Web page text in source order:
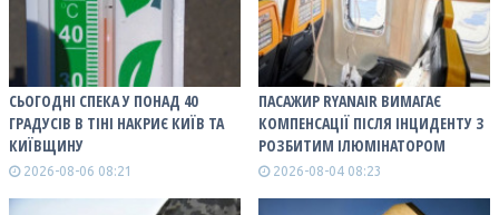
СЬОГОДНІ СПЕКА У ПОНАД 40
ГРАДУСІВ В ТІНІ НАКРИЄ КИЇВ ТА
КИЇВЩИНУ
2026-08-06 08:21
ПАСАЖИР RYANAIR ВИМАГАЄ
КОМПЕНСАЦІЇ ПІСЛЯ ІНЦИДЕНТУ З
РОЗБИТИМ ІЛЮМІНАТОРОМ
2026-08-04 08:23